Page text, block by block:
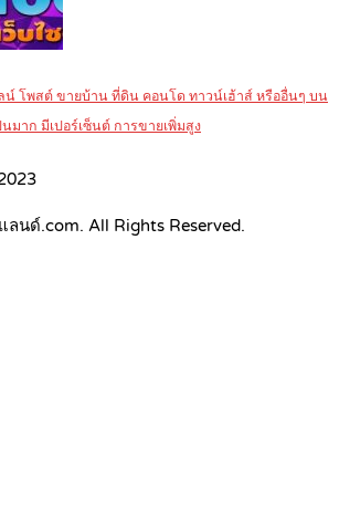
น์ โพสต์ ขายบ้าน ที่ดิน คอนโด ทาวน์เฮ้าส์ หรืออื่นๆ บน
นมาก มีเปอร์เซ็นต์ การขายเพิ่มสูง
นด์.com. All Rights Reserved.